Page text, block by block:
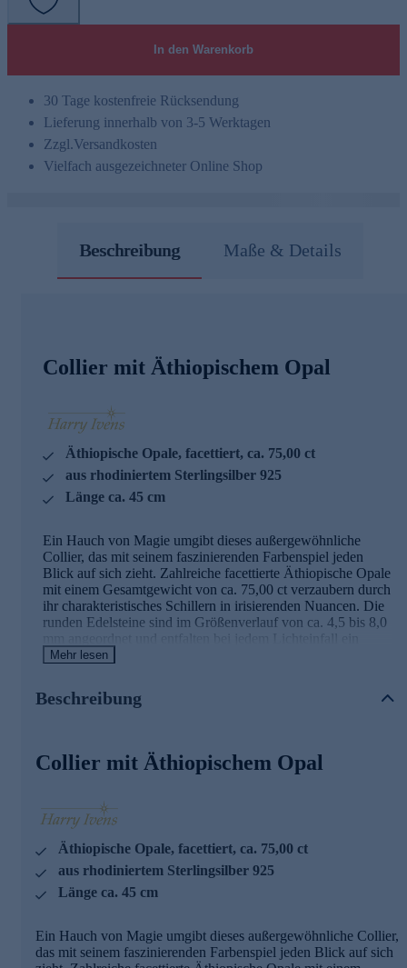
In den Warenkorb
30 Tage kostenfreie Rücksendung
Lieferung innerhalb von 3-5 Werktagen
Zzgl.Versandkosten
Vielfach ausgezeichneter Online Shop
Beschreibung Maße & Details
Collier mit Äthiopischem Opal
Äthiopische Opale, facettiert, ca. 75,00 ct
aus rhodiniertem Sterlingsilber 925
Länge ca. 45 cm
Ein Hauch von Magie umgibt dieses außergewöhnliche
Collier, das mit seinem faszinierenden Farbenspiel jeden
Blick auf sich zieht. Zahlreiche facettierte Äthiopische Opale
mit einem Gesamtgewicht von ca. 75,00 ct verzaubern durch
ihr charakteristisches Schillern in irisierenden Nuancen. Die
runden Edelsteine sind im Größenverlauf von ca. 4,5 bis 8,0
mm angeordnet und entfalten bei jedem Lichteinfall ein
faszinierendes Spektrum an Reflexen. Gefasst in
eindrucksvoll zur Geltung. Ein sicherer Karabinerverschluss
elegant an Ihr Dekolleté und wird zum unvergesslichen
Highlight Ihrer Garderobe. Was die Qualität unserer
Aus diesem Grund werden unsere Schmuckwaren von
unserer Qualitätssicherung und seitens des Lieferanten
beinhalten unsere Prüfprozesse Prüfungen auf Konformität
mit den Bestimmungen der Schweizer
Edelmetallkontrollgesetzgebung.
Mehr lesen
Beschreibung
Collier mit Äthiopischem Opal
Äthiopische Opale, facettiert, ca. 75,00 ct
aus rhodiniertem Sterlingsilber 925
Länge ca. 45 cm
Ein Hauch von Magie umgibt dieses außergewöhnliche Collier,
das mit seinem faszinierenden Farbenspiel jeden Blick auf sich